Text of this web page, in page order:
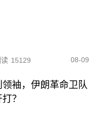
15129 08-09
袖，伊朗革命卫队
？